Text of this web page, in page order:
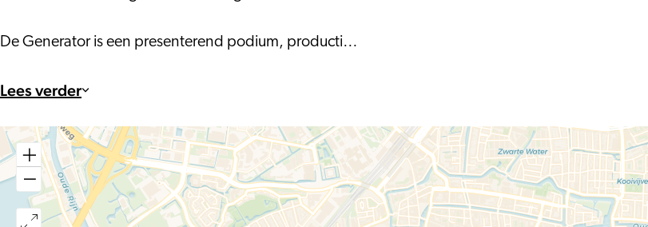
De Generator is een presenterend podium, producti…
Lees verder